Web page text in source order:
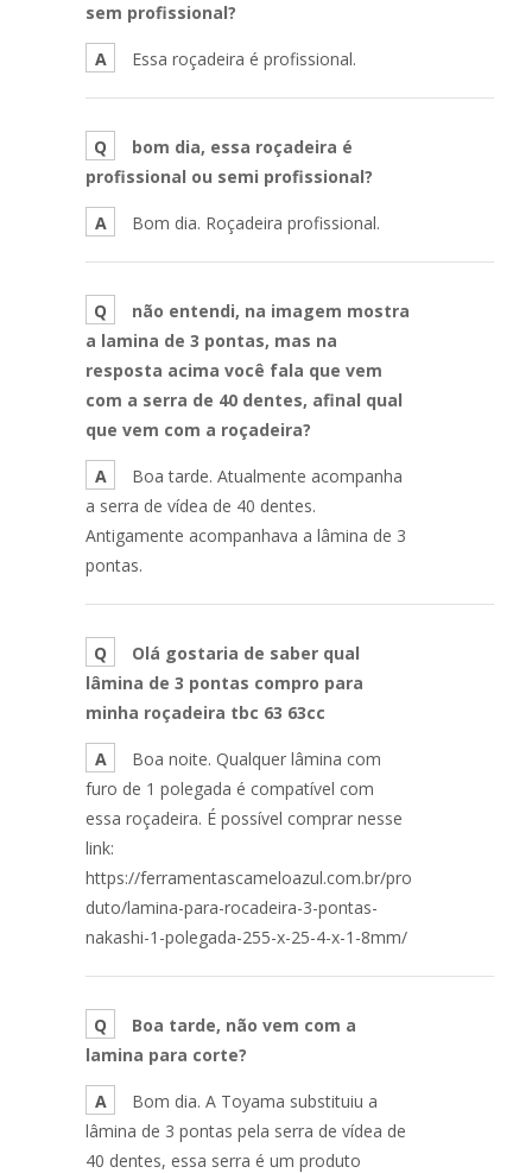
sem profissional?
A Essa roçadeira é profissional.
Q
bom dia, essa roçadeira é
profissional ou semi profissional?
A Bom dia. Roçadeira profissional.
Q
não entendi, na imagem mostra
a lamina de 3 pontas, mas na
resposta acima você fala que vem
com a serra de 40 dentes, afinal qual
que vem com a roçadeira?
A
Boa tarde. Atualmente acompanha
a serra de vídea de 40 dentes.
Antigamente acompanhava a lâmina de 3
pontas.
Q
Olá gostaria de saber qual
lâmina de 3 pontas compro para
minha roçadeira tbc 63 63cc
A
Boa noite. Qualquer lâmina com
furo de 1 polegada é compatível com
essa roçadeira. É possível comprar nesse
link:
https://ferramentascameloazul.com.br/pro
duto/lamina-para-rocadeira-3-pontas-
nakashi-1-polegada-255-x-25-4-x-1-8mm/
Q
Boa tarde, não vem com a
lamina para corte?
A
Bom dia. A Toyama substituiu a
lâmina de 3 pontas pela serra de vídea de
40 dentes, essa serra é um produto